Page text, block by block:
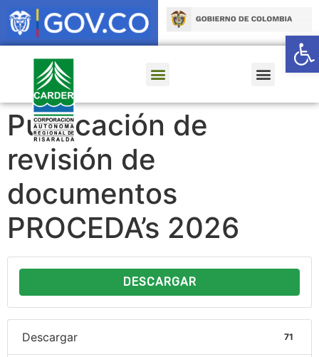
Publicación de
revisión de
documentos
PROCEDA’s 2026
DESCARGAR
Descargar 71